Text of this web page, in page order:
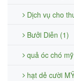
Dịch vụ cho
Bưởi Diễn (1)
quả óc chó
hạt dẻ cười